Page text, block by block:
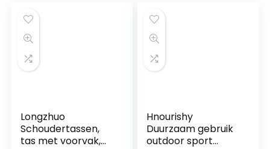
Portemonnee
Handtas voor
Reizen Wandelen
Outdoor Sport
Longzhuo
Schoudertassen,
tas met voorvak,
Hnourishy
Duurzaam gebruik
outdoor sport